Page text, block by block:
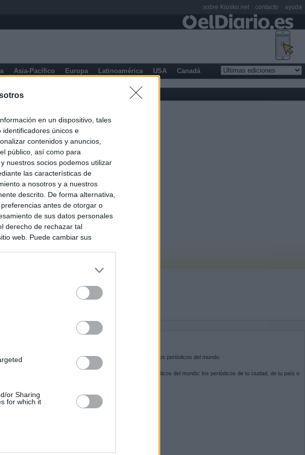
en un dispositivo, tales
únicos e
contenidos y anuncios,
público, así como para
nuestros socios podemos utilizar
las características de
a nosotros y a nuestros
descrito. De forma alternativa,
antes de otorgar o
de sus datos personales
derecho de rechazar tal
web. Puede cambiar sus
or Sharing
for which it
Asia-Pacífico Europa Latinoamérica USA Canadá
era para
de euros
Kiosko.netes la puerta de entrada a los periódicos del mundo.
Navega por las portadas de los periódicos del mundo: los periódicos de tu ciudad, de tu país o
SÍGUENOS
sobre Kiosko.net contacto ayuda